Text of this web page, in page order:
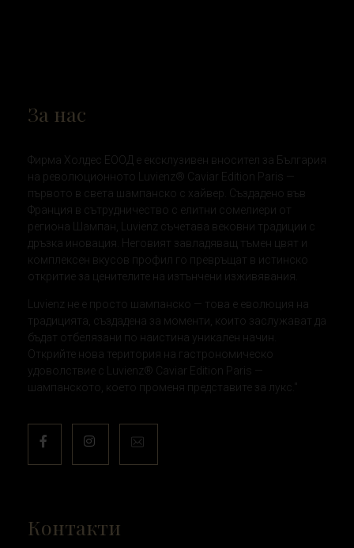
За нас
Фирма Холдес ЕООД е ексклузивен вносител за България
на революционното Luvienz® Caviar Edition Paris —
първото в света шампанско с хайвер. Създадено във
Франция в сътрудничество с елитни сомелиери от
региона Шампан, Luvienz съчетава вековни традиции с
дръзка иновация. Неговият завладяващ тъмен цвят и
комплексен вкусов профил го превръщат в истинско
откритие за ценителите на изтънчени изживявания.
Luvienz не е просто шампанско — това е еволюция на
традицията, създадена за моменти, които заслужават да
бъдат отбелязани по наистина уникален начин.
Открийте нова територия на гастрономическо
удоволствие с Luvienz® Caviar Edition Paris —
шампанското, което променя представите за лукс."
Контакти